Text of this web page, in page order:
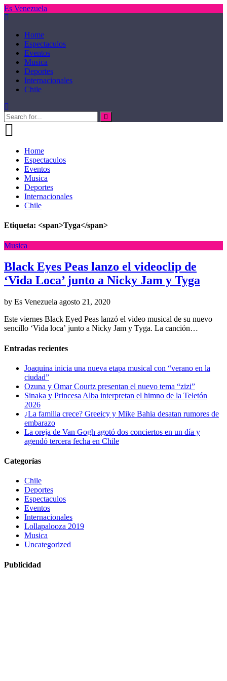
Es Venezuela
Home
Espectaculos
Eventos
Musica
Deportes
Internacionales
Chile
Home
Espectaculos
Eventos
Musica
Deportes
Internacionales
Chile
Etiqueta: <span>Tyga</span>
Musica
Black Eyes Peas lanzo el videoclip de
‘Vida Loca’ junto a Nicky Jam y Tyga
by Es Venezuela agosto 21, 2020
Este viernes Black Eyed Peas lanzó el video musical de su nuevo
sencillo ‘Vida loca’ junto a Nicky Jam y Tyga. La canción…
Entradas recientes
Joaquina inicia una nueva etapa musical con “verano en la
ciudad”
Ozuna y Omar Courtz presentan el nuevo tema “zizi”
Sinaka y Princesa Alba interpretan el himno de la Teletón
2026
¿La familia crece? Greeicy y Mike Bahia desatan rumores de
embarazo
La oreja de Van Gogh agotó dos conciertos en un día y
agendó tercera fecha en Chile
Categorías
Chile
Deportes
Espectaculos
Eventos
Internacionales
Lollapalooza 2019
Musica
Uncategorized
Publicidad